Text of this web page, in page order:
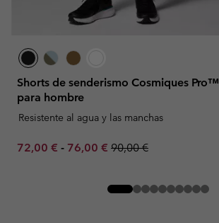
Shorts de senderismo Cosmiques Pro™
para hombre
Resistente al agua y las manchas
Minimum sale price:
72,00 € - Maximum sale price:
76,00 € Regular price:
90,00 €